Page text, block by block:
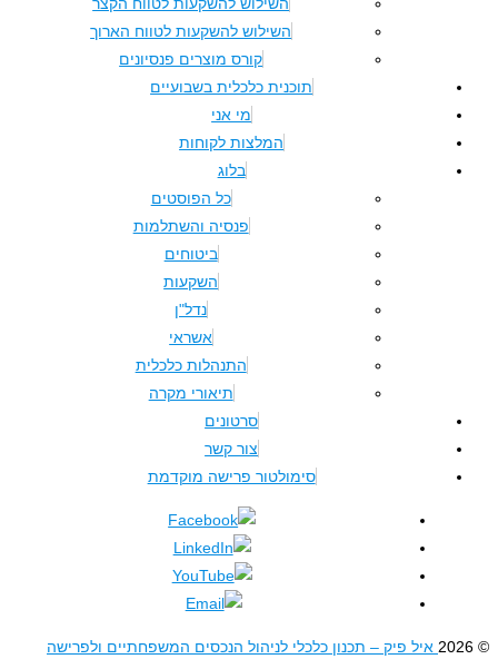
השילוש להשקעות לטווח הארוך
קורס מוצרים פנסיונים
תוכנית כלכלית בשבועיים
המלצות לקוחות
כל הפוסטים
פנסיה והשתלמות
התנהלות כלכלית
תיאורי מקרה
סימולטור פרישה מוקדמת
פיק – תכנון כלכלי לניהול הנכסים המשפחתיים ולפרישה